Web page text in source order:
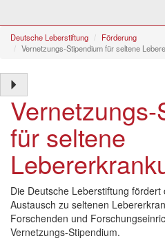
Deutsche Leberstiftung
Förderung
Vernetzungs-Stipendium für seltene
für seltene
Die Deutsche Leberstiftung fördert
Austausch zu seltenen
Forschenden und
Vernetzungs-Stipendium.